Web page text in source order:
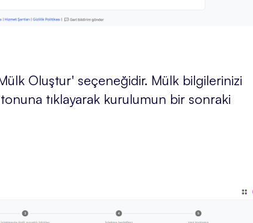
Oluştur' seçeneğidir. Mülk bilgilerinizi
tıklayarak kurulumun bir sonraki